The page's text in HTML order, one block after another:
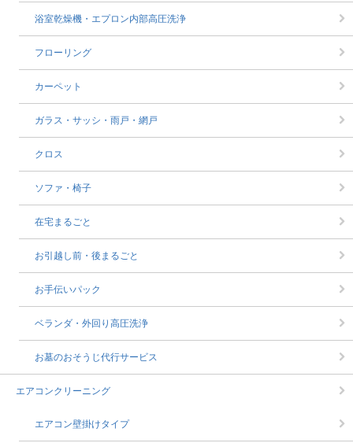
浴室乾燥機・エプロン内部高圧洗浄
フローリング
カーペット
ガラス・サッシ・雨戸・網戸
クロス
ソファ・椅子
在宅まるごと
お引越し前・後まるごと
お手伝いパック
ベランダ・外回り高圧洗浄
お墓のおそうじ代行サービス
エアコンクリーニング
エアコン壁掛けタイプ